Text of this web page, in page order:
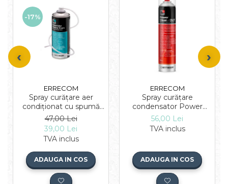
-17%
ERRECOM
Spray curățare aer
condiționat cu spumă
Evaporator Cleaner
Foam 400 ml Errecom
47,00 Lei
39,00 Lei
TVA inclus
ADAUGA IN COS
ERRECOM
Spray curățare
condensator Power
Clean Out Errecom 750
ml
56,00 Lei
TVA inclus
ADAUGA IN COS